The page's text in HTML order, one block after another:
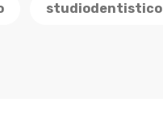
studiodentistico